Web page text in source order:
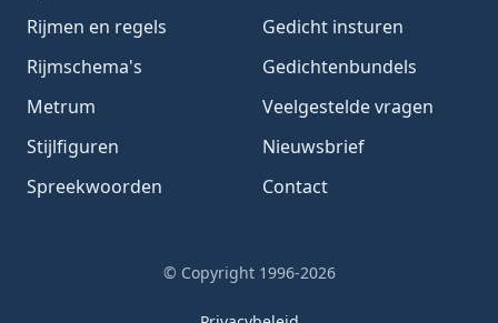
Rijmen en regels
Rijmschema's
Metrum
Stijlfiguren
Spreekwoorden
Gedicht insturen
Gedichtenbundels
Veelgestelde vragen
Nieuwsbrief
Contact
© Copyright 1996-2026